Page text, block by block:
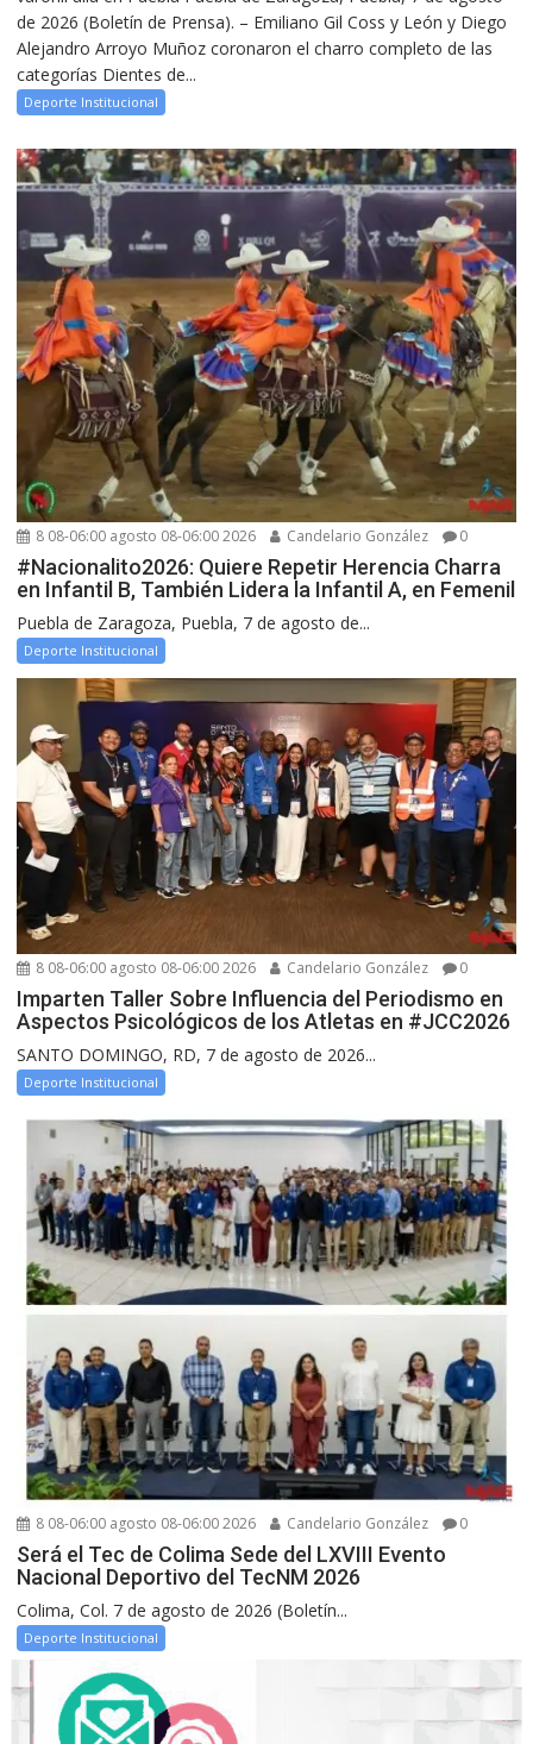
de 2026 (Boletín de Prensa). – Emiliano Gil Coss y León y Diego
Alejandro Arroyo Muñoz coronaron el charro completo de las
categorías Dientes de...
Deporte Institucional
8 08-06:00 agosto 08-06:00 2026 Candelario González 0
#Nacionalito2026: Quiere Repetir Herencia Charra
en Infantil B, También Lidera la Infantil A, en Femenil
Puebla de Zaragoza, Puebla, 7 de agosto de...
Deporte Institucional
8 08-06:00 agosto 08-06:00 2026 Candelario González 0
Imparten Taller Sobre Influencia del Periodismo en
Aspectos Psicológicos de los Atletas en #JCC2026
SANTO DOMINGO, RD, 7 de agosto de 2026...
Deporte Institucional
8 08-06:00 agosto 08-06:00 2026 Candelario González 0
Será el Tec de Colima Sede del LXVIII Evento
Nacional Deportivo del TecNM 2026
Colima, Col. 7 de agosto de 2026 (Boletín...
Deporte Institucional